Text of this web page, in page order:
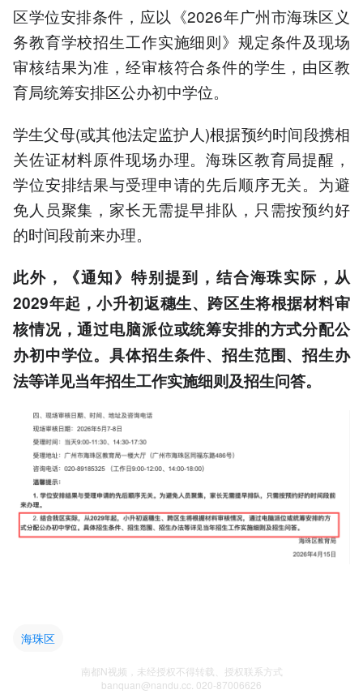
区学位安排条件，应以《2026年广州市海珠区义
务教育学校招生工作实施细则》规定条件及现场
审核结果为准，经审核符合条件的学生，由区教
育局统筹安排区公办初中学位。
学生父母(或其他法定监护人)根据预约时间段携相
关佐证材料原件现场办理。海珠区教育局提醒，
学位安排结果与受理申请的先后顺序无关。为避
免人员聚集，家长无需提早排队，只需按预约好
的时间段前来办理。
此外，《通知》特别提到， 结合海珠实际，从
2029年起，小升初返穗生、跨区生将根据材料审
核情况，通过电脑派位或统筹安排的方式分配公
办初中学位。具体招生条件、招生范围、招生办
法等详见当年招生工作实施细则及招生问答。
海珠区
南都N视频，未经授权不得转载、授权联系方式
banquan@nandu.cc. 020-87006626